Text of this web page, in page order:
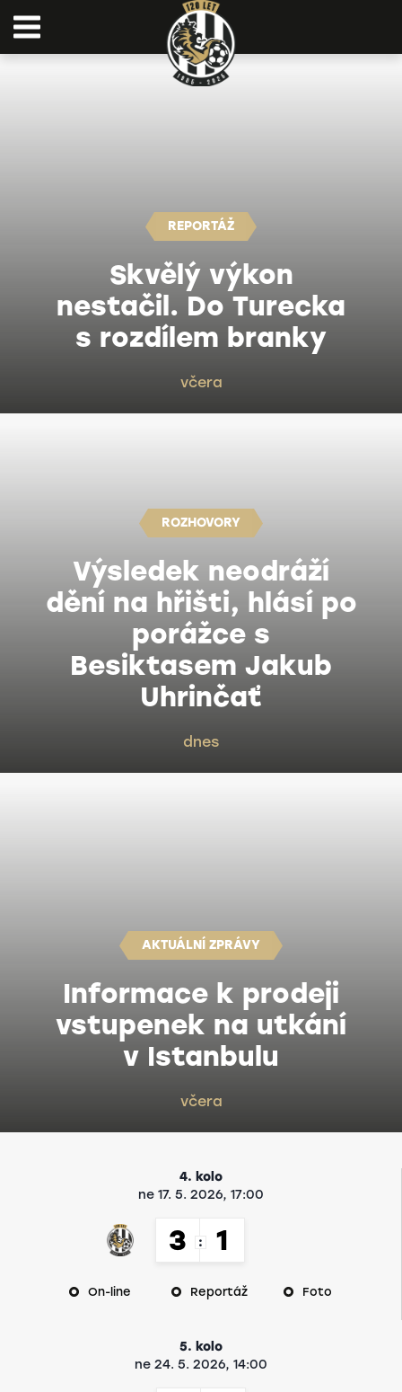
REPORTÁŽ
Skvělý výkon
nestačil. Do Turecka
s rozdílem branky
včera
ROZHOVORY
Výsledek neodráží
dění na hřišti, hlásí po
porážce s
Besiktasem Jakub
Uhrinčať
dnes
AKTUÁLNÍ ZPRÁVY
Informace k prodeji
vstupenek na utkání
v Istanbulu
včera
4. kolo
ne 17. 5. 2026, 17:00
3 : 1
On-line Reportáž Foto
5. kolo
ne 24. 5. 2026, 14:00